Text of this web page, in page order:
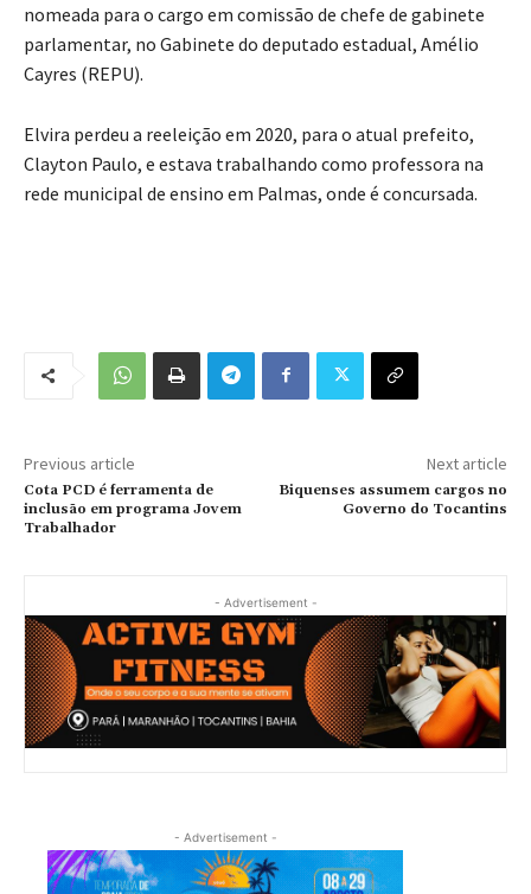
nomeada para o cargo em comissão de chefe de gabinete
parlamentar, no Gabinete do deputado estadual, Amélio
Cayres (REPU).
Elvira perdeu a reeleição em 2020, para o atual prefeito,
Clayton Paulo, e estava trabalhando como professora na
rede municipal de ensino em Palmas, onde é concursada.
Previous article
Cota PCD é ferramenta de
inclusão em programa Jovem
Trabalhador
Next article
Biquenses assumem cargos no
Governo do Tocantins
- Advertisement -
- Advertisement -